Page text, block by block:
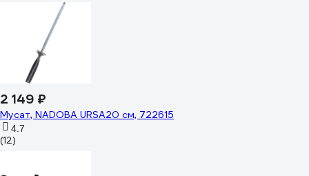
2 149 ₽
Мусат, NADOBA URSA20 см, 722615
4.7
(12)